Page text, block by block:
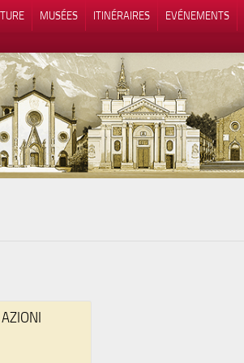
MUSÉES ITINÉRAIRES EVÉNEMENTS
lors de la collecte